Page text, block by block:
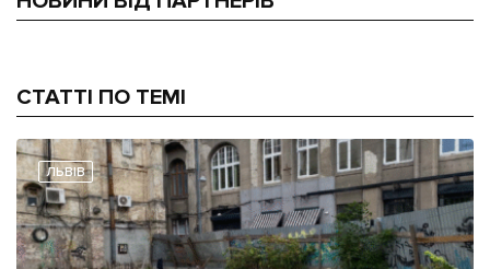
СТАТТІ ПО ТЕМІ
ЛЬВІВ